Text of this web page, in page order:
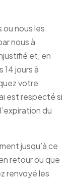
ou nous les
nous à
et, en
jours à
votre
est respecté si
du
jusqu’à ce
retour ou que
renvoyé les